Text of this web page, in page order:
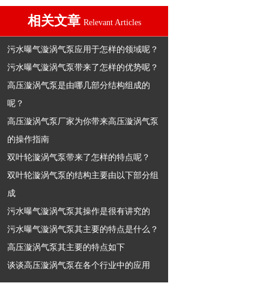
相关文章 Relevant Articles
污水曝气漩涡气泵应用于怎样的领域呢？
污水曝气漩涡气泵带来了怎样的优势呢？
高压漩涡气泵是由哪几部分结构组成的
呢？
高压漩涡气泵厂家为你带来高压漩涡气泵
的操作指南
双叶轮漩涡气泵带来了怎样的特点呢？
双叶轮漩涡气泵的结构主要由以下部分组
成
污水曝气漩涡气泵其操作是很有讲究的
污水曝气漩涡气泵其主要的特点是什么？
高压漩涡气泵其主要的特点如下
谈谈高压漩涡气泵在各个行业中的应用